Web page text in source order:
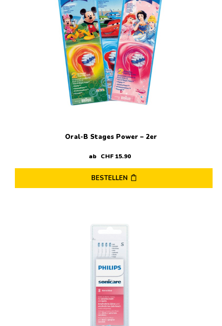
Oral-B Stages Power – 2er
ab CHF15.90
BESTELLEN